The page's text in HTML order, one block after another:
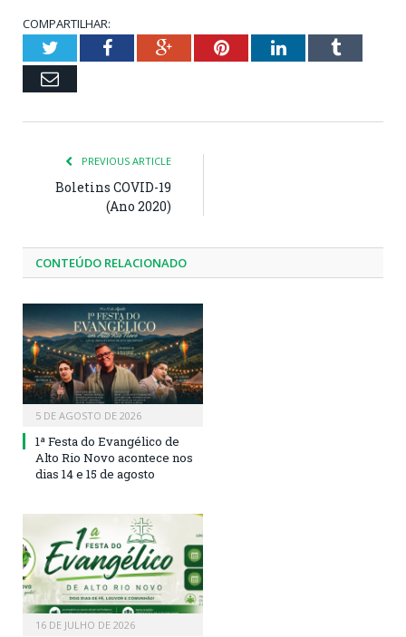
COMPARTILHAR:
TwitterFacebookGoogle+PinterestLinkedInTumblr
Email
PREVIOUS ARTICLE
Boletins COVID-19
(Ano 2020)
CONTEÚDO RELACIONADO
5 DE AGOSTO DE 2026
1ª Festa do Evangélico de
Alto Rio Novo acontece nos
dias 14 e 15 de agosto
16 DE JULHO DE 2026